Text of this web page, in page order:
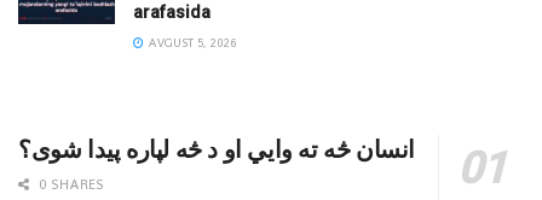
arafasida
AVGUST 5, 2026
انسان څه ته وایي او د څه لپاره پیدا شوی؟
0 SHARES